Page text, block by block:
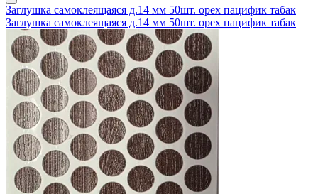
Заглушка самоклеящаяся д.14 мм 50шт. орех пацифик табак
Заглушка самоклеящаяся д.14 мм 50шт. орех пацифик табак